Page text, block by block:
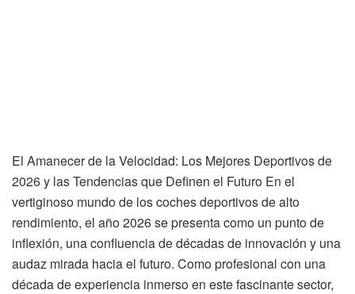
El Amanecer de la Velocidad: Los Mejores Deportivos de
2026 y las Tendencias que Definen el Futuro En el
vertiginoso mundo de los coches deportivos de alto
rendimiento, el año 2026 se presenta como un punto de
inflexión, una confluencia de décadas de innovación y una
audaz mirada hacia el futuro. Como profesional con una
década de experiencia inmerso en este fascinante sector,